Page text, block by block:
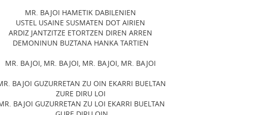
MR. BAJOI HAMETIK DABILENIEN
USTEL USAINE SUSMATEN DOT AIRIEN
ARDIZ JANTZITZE ETORTZEN DIREN ARREN
DEMONINUN BUZTANA HANKA TARTIEN
MR. BAJOI, MR. BAJOI, MR. BAJOI, MR. BAJOI
BAJOI GUZURRETAN ZU OIN EKARRI BUELTAN
ZURE DIRU LOI
BAJOI GUZURRETAN ZU LOI EKARRI BUELTAN